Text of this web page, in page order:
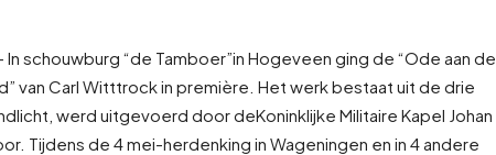
In schouwburg “de Tamboer”in Hogeveen ging de “Ode aan de
van Carl Witttrock in première. Het werk bestaat uit de drie
werd uitgevoerd door deKoninklijke Militaire Kapel Johan
Tijdens de 4 mei-herdenking in Wageningen en in 4 andere